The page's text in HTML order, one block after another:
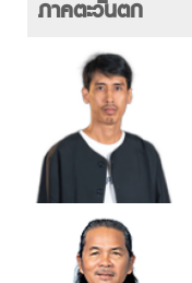
ภาคตะวันตก